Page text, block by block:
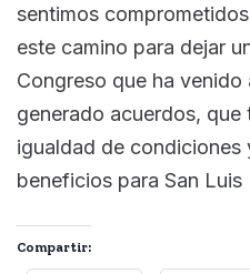
sentimos
este camino para dejar
Congreso que ha venido
generado acuerdos,
igualdad de condiciones
beneficios para San Luis
Compartir: